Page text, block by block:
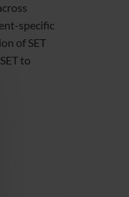
specific
of SET
to